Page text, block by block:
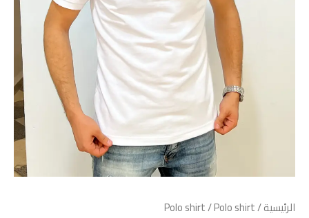
الرئيسية/
Polo shirt/ Polo shirt